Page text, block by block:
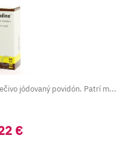
jódovaný povidón. Patrí m...
€